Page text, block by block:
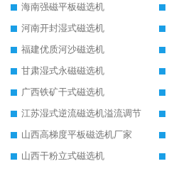
海南强磁平板磁选机
河南开封湿式磁选机
福建优质河沙磁选机
甘肃湿式永磁磁选机
广西铁矿干式磁选机
江苏湿式逆流磁选机溢流调节
山西高梯度平板磁选机厂家
山西干粉立式磁选机